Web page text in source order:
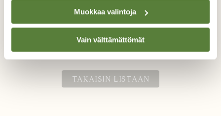
Muokkaa valintoja
Vain välttämättömät
Valokuvaaja: Kari-Pekka Hiltunen, Ranua, simojoki
23.3.2029
TAKAISIN LISTAAN